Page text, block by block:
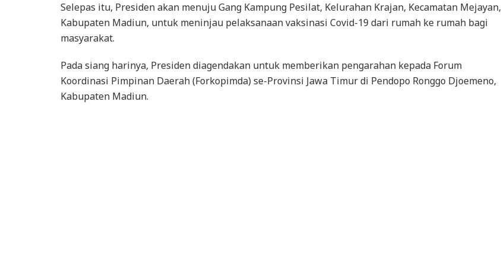
Selepas itu, Presiden akan menuju Gang Kampung Pesilat, Kelurahan Krajan, Kecamatan Mejayan,
Kabupaten Madiun, untuk meninjau pelaksanaan vaksinasi Covid-19 dari rumah ke rumah bagi
masyarakat.
Pada siang harinya, Presiden diagendakan untuk memberikan pengarahan kepada Forum
Koordinasi Pimpinan Daerah (Forkopimda) se-Provinsi Jawa Timur di Pendopo Ronggo Djoemeno,
Kabupaten Madiun.